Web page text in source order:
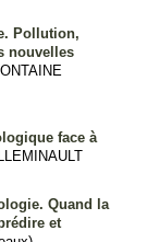
Pollution,
nouvelles
face à
Quand la
et